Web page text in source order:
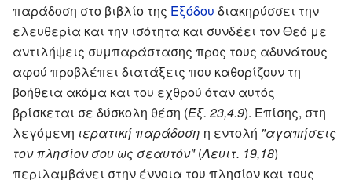
παράδοση στο βιβλίο της Εξόδου διακηρύσσει την
ελευθερία και την ισότητα και συνδέει τον Θεό με
αντιλήψεις συμπαράστασης προς τους αδυνάτους
αφού προβλέπει διατάξεις που καθορίζουν τη
βοήθεια ακόμα και του εχθρού όταν αυτός
βρίσκεται σε δύσκολη θέση (Έξ. 23,4.9). Επίσης, στη
λεγόμενη ιερατική παράδοση η εντολή "αγαπήσεις
τον πλησίον σου ως σεαυτόν"(Λευιτ. 19,18)
περιλαμβάνει στην έννοια του πλησίον και τους